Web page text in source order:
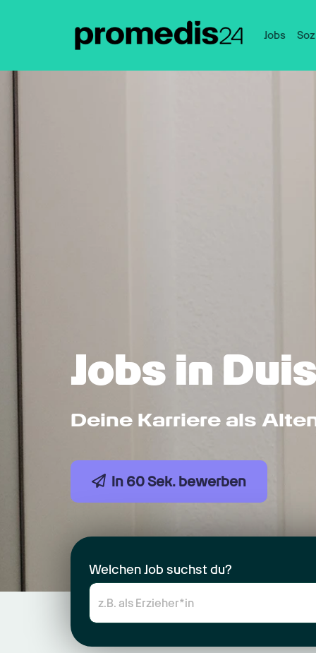
Jobs
Jobs in
Deine Karriere als
In 60 Sek. bewerben
Welchen Job suchst du?